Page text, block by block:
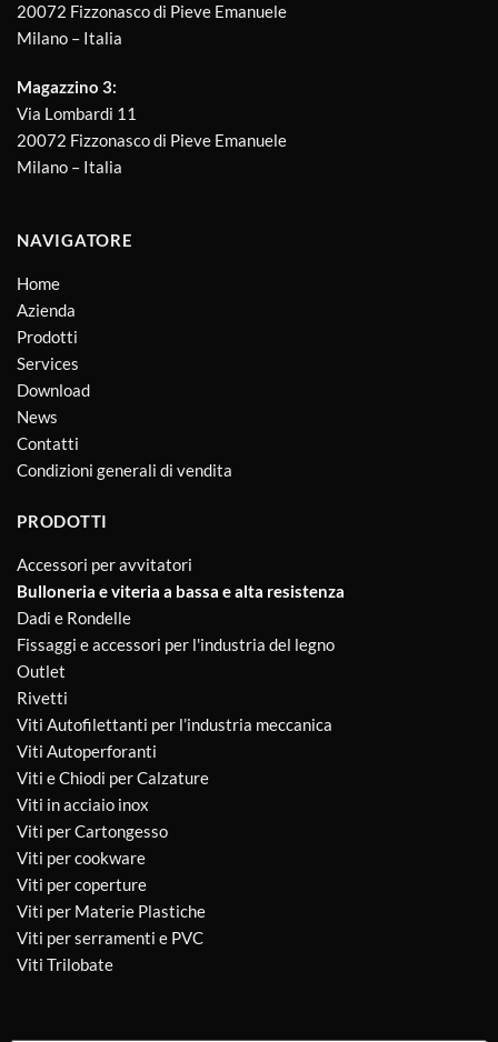
20072 Fizzonasco di Pieve Emanuele
Milano – Italia
Magazzino 3:
Via Lombardi 11
20072 Fizzonasco di Pieve Emanuele
Milano – Italia
NAVIGATORE
Home
Azienda
Prodotti
Services
Download
News
Contatti
Condizioni generali di vendita
PRODOTTI
Accessori per avvitatori
Bulloneria e viteria a bassa e alta resistenza
Dadi e Rondelle
Fissaggi e accessori per l'industria del legno
Outlet
Rivetti
Viti Autofilettanti per l’industria meccanica
Viti Autoperforanti
Viti e Chiodi per Calzature
Viti in acciaio inox
Viti per Cartongesso
Viti per cookware
Viti per coperture
Viti per Materie Plastiche
Viti per serramenti e PVC
Viti Trilobate